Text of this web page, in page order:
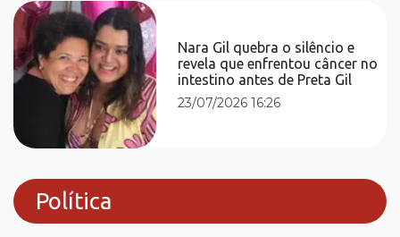
Nara Gil quebra o silêncio e
revela que enfrentou câncer no
intestino antes de Preta Gil
23/07/2026 16:26
Política